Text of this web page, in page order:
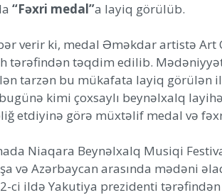
“Fəxri medal”a layiq görülüb.
verir ki, medal Əməkdar artistə Art
tərəfindən təqdim edilib.
tarzən bu mükafata layiq görülən
kimi çoxsaylı beynəlxalq
etdiyinə görə müxtəlif medal və
Niaqara Beynəlxalq Musiqi
və Azərbaycan arasında mədəni
ci ildə Yakutiya prezidenti